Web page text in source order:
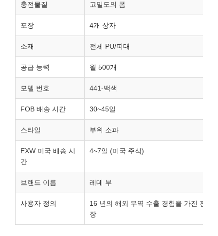
충전물질 고밀도의 폼
포장 4개 상자
소재 전체 PU/피대
공급 능력 월 500개
모델 번호 441-백색
FOB 배송 시간 30~45일
스타일 부위 소파
EXW 미국 배송 시
간
4~7일 (미국 주식)
브랜드 이름 레데 부
사용자 정의
16 년의 해외 무역 수출 경험을 가진 전문
장